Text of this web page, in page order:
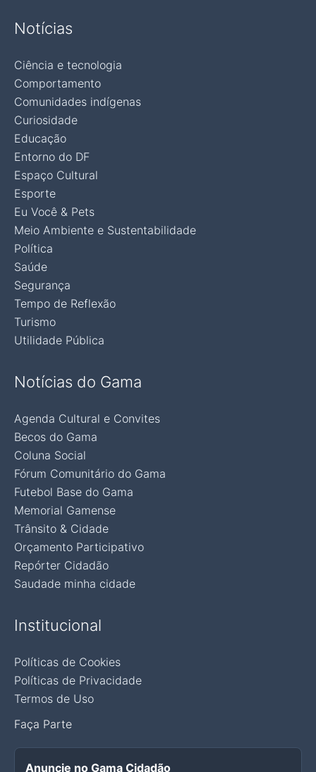
Notícias
Ciência e tecnologia
Comportamento
Comunidades indígenas
Curiosidade
Educação
Entorno do DF
Espaço Cultural
Esporte
Eu Você & Pets
Meio Ambiente e Sustentabilidade
Política
Saúde
Segurança
Tempo de Reflexão
Turismo
Utilidade Pública
Notícias do Gama
Agenda Cultural e Convites
Becos do Gama
Coluna Social
Fórum Comunitário do Gama
Futebol Base do Gama
Memorial Gamense
Trânsito & Cidade
Orçamento Participativo
Repórter Cidadão
Saudade minha cidade
Institucional
Políticas de Cookies
Políticas de Privacidade
Termos de Uso
Faça Parte
Anuncie no Gama Cidadão